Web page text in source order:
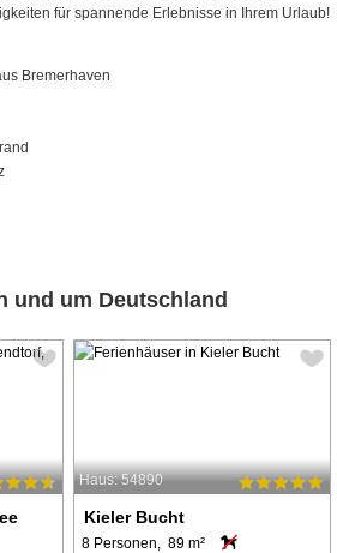
für spannende Erlebnisse in Ihrem Urlaub!
Bremerhaven
und um Deutschland
Haus: 54890
Kieler Bucht
8 Personen, 89 m²